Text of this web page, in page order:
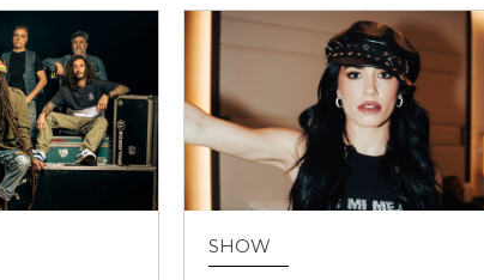
SHOW